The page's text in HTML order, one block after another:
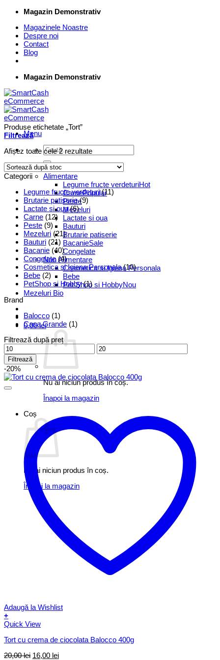
Skip
content
Magazin Demonstrativ
Magazinele Noastre
Despre noi
Contact
Blog
Magazin Demonstrativ
Menu
Caută
după:
Supermarket Online
Alimentare
Legume fructe verdeturi
Carne
Peste
Mezeluri
Lactate si oua
Bauturi
Brutarie patiserie
Bacanie
Congelate
Non Alimentare
Cosmetica si Igiena Personala
Bebe
Pet Shop si Hobby
Mezeluri Bio
0,00lei
Nu ai niciun produs în coș.
Înapoi la magazin
Coș
Nu ai niciun produs în coș.
Înapoi la magazin
Produse etichetate „Tort”
Filtrează
Afișez toate cele 2 rezultate
Categorii
Legume fructe verdeturi (11)
Brutarie patiserie (9)
Lactate si oua (6)
Carne (12)
Peste (9)
Mezeluri (21)
Bauturi (21)
Bacanie (40)
Congelate (4)
Cosmetica si Igiena Personala (10)
Bebe (2)
PetShop si Hobby (1)
Brand
Balocco (1)
Casa Grande (1)
Filtrează după preț
Preț
minim
Preț
maxim
Filtrează
-20%
Adaugă la Wishlist
+
Quick View
Tort cu crema de ciocolata Balocco 400g
20,00lei Prețul
16,00 leiPrețul